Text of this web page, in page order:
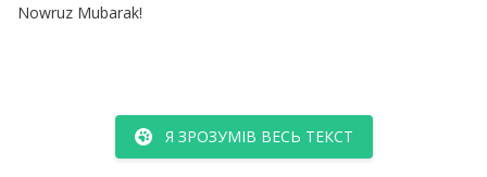
Nowruz Mubarak!
Я ЗРОЗУМІВ ВЕСЬ ТЕКСТ